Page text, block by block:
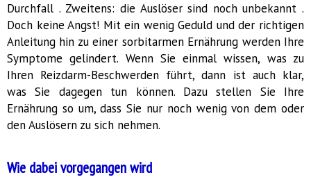
Durchfall . Zweitens: die Auslöser sind noch unbekannt .
Doch keine Angst! Mit ein wenig Geduld und der richtigen
Anleitung hin zu einer sorbitarmen Ernährung werden Ihre
Symptome gelindert. Wenn Sie einmal wissen, was zu
Ihren Reizdarm-Beschwerden führt, dann ist auch klar,
was Sie dagegen tun können. Dazu stellen Sie Ihre
Ernährung so um, dass Sie nur noch wenig von dem oder
den Auslösern zu sich nehmen.
Wie dabei vorgegangen wird